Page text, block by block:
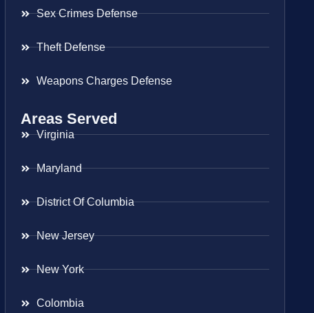
Sex Crimes Defense
Theft Defense
Weapons Charges Defense
Areas Served
Virginia
Maryland
District Of Columbia
New Jersey
New York
Colombia